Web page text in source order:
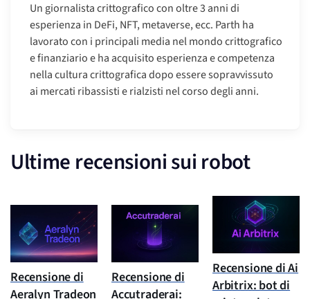
Un giornalista crittografico con oltre 3 anni di
esperienza in DeFi, NFT, metaverse, ecc. Parth ha
lavorato con i principali media nel mondo crittografico
e finanziario e ha acquisito esperienza e competenza
nella cultura crittografica dopo essere sopravvissuto
ai mercati ribassisti e rialzisti nel corso degli anni.
Ultime recensioni sui robot
Recensione di
Aeralyn Tradeon
Recensione di
Accutraderai:
Recensione di Ai
Arbitrix: bot di